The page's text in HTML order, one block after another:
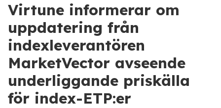
Virtune informerar om
uppdatering från
indexleverantören
MarketVector avseende
underliggande priskälla
för index-ETP:er